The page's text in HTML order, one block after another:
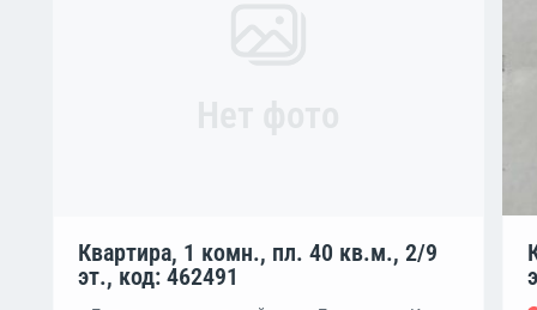
Квартира, 1 комн., пл. 40 кв.м., 2/9
эт., код: 462491